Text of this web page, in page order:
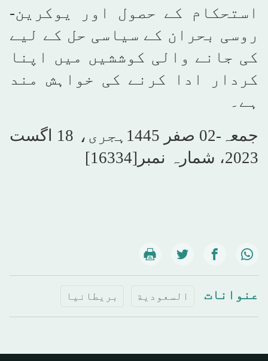
استحکام کے حصول اور یوکرین-
روسی بحران کے سیاسی حل کے لیے
کی جانے والی کوششیں میں اپنا
کردار ادا کرنے کی خواہش مند
ہے۔
جمعہ-02 صفر 1445ہجری، 18 اگست
2023، شمارہ نمبر[16334]
عنوانات السعودية بريطانيا